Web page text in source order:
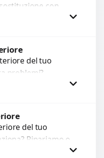
con
garantiti per 3
del tuo
problemi?
guasti come
a fuoco non
del tuo
Ripariamo o
guaste con